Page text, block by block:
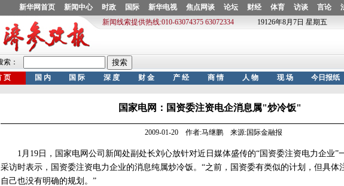
国家电网：国资委注资电企消息属"炒冷饭"
2009-01-20 作者:马继鹏 来源:国际金融报
1月19日，国家电网公司新闻处副处长刘心放针对近日媒体盛传的“国资委注资电力企业”
采访时表示，国资委注资电力企业的消息纯属炒冷饭。“之前，国资委有类似的计划，但具体
自己也没有明确的规划。”